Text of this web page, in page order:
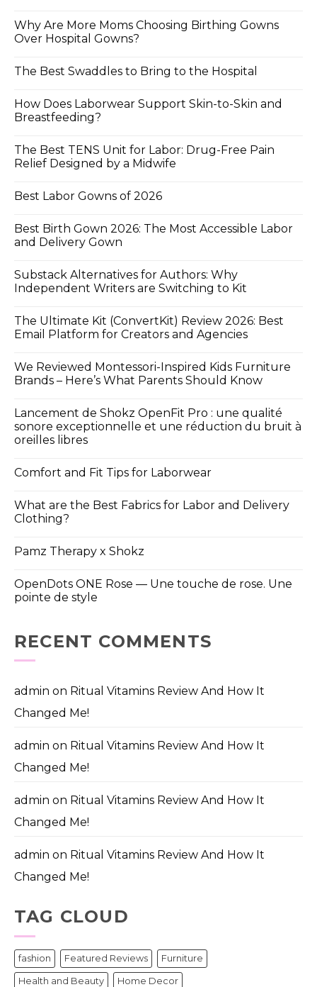
Why Are More Moms Choosing Birthing Gowns
Over Hospital Gowns?
The Best Swaddles to Bring to the Hospital
How Does Laborwear Support Skin-to-Skin and
Breastfeeding?
The Best TENS Unit for Labor: Drug-Free Pain
Relief Designed by a Midwife
Best Labor Gowns of 2026
Best Birth Gown 2026: The Most Accessible Labor
and Delivery Gown
Substack Alternatives for Authors: Why
Independent Writers are Switching to Kit
The Ultimate Kit (ConvertKit) Review 2026: Best
Email Platform for Creators and Agencies
We Reviewed Montessori-Inspired Kids Furniture
Brands – Here’s What Parents Should Know
Lancement de Shokz OpenFit Pro : une qualité
sonore exceptionnelle et une réduction du bruit à
oreilles libres
Comfort and Fit Tips for Laborwear
What are the Best Fabrics for Labor and Delivery
Clothing?
Pamz Therapy x Shokz
OpenDots ONE Rose — Une touche de rose. Une
pointe de style
RECENT COMMENTS
admin on Ritual Vitamins Review And How It
Changed Me!
admin on Ritual Vitamins Review And How It
Changed Me!
admin on Ritual Vitamins Review And How It
Changed Me!
admin on Ritual Vitamins Review And How It
Changed Me!
TAG CLOUD
fashion Featured Reviews Furniture
Health and Beauty Home Decor